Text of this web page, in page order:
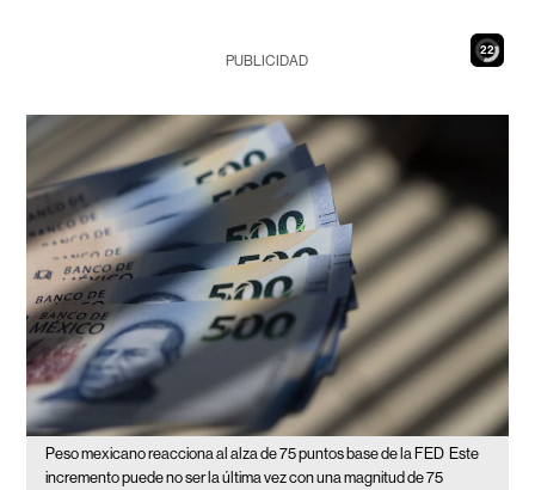
20
PUBLICIDAD
Peso mexicano reacciona al alza de 75 puntos base de la FED Este
incremento puede no ser la última vez con una magnitud de 75